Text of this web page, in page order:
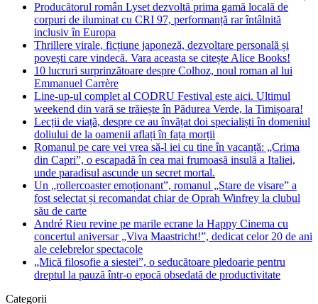
Producătorul român Lyset dezvoltă prima gamă locală de
corpuri de iluminat cu CRI 97, performanță rar întâlnită
inclusiv în Europa
Thrillere virale, ficțiune japoneză, dezvoltare personală și
povești care vindecă. Vara aceasta se citește Alice Books!
10 lucruri surprinzătoare despre Colhoz, noul roman al lui
Emmanuel Carrère
Line-up-ul complet al CODRU Festival este aici. Ultimul
weekend din vară se trăiește în Pădurea Verde, la Timișoara!
Lecții de viață, despre ce au învățat doi specialiști în domeniul
doliului de la oamenii aflați în fața morții
Romanul pe care vei vrea să-l iei cu tine în vacanță: „Crima
din Capri”, o escapadă în cea mai frumoasă insulă a Italiei,
unde paradisul ascunde un secret mortal.
Un „rollercoaster emoționant”, romanul „Stare de visare” a
fost selectat și recomandat chiar de Oprah Winfrey la clubul
său de carte
André Rieu revine pe marile ecrane la Happy Cinema cu
concertul aniversar „Viva Maastricht!”, dedicat celor 20 de ani
ale celebrelor spectacole
„Mică filosofie a siestei”, o seducătoare pledoarie pentru
dreptul la pauză într-o epocă obsedată de productivitate
Categorii